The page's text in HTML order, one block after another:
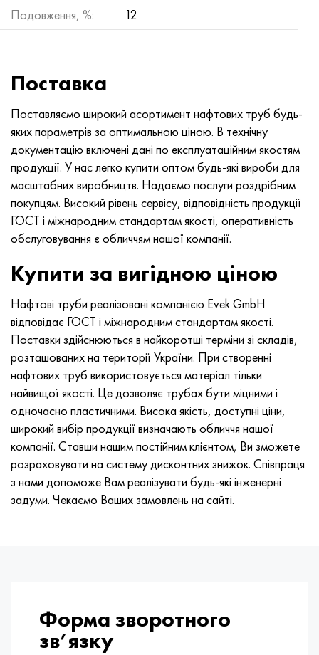
Подовження, %: 12
Поставка
Поставляємо широкий асортимент нафтових труб будь-
яких параметрів за оптимальною ціною. В технічну
документацію включені дані по експлуатаційним якостям
продукції. У нас легко купити оптом будь-які вироби для
масштабних виробництв. Надаємо послуги роздрібним
покупцям. Високий рівень сервісу, відповідність продукції
ГОСТ і міжнародним стандартам якості, оперативність
обслуговування є обличчям нашої компанії.
Купити за вигідною ціною
Нафтові труби реалізовані компанією Evek GmbH
відповідає ГОСТ і міжнародним стандартам якості.
Поставки здійснюються в найкоротші терміни зі складів,
розташованих на території України. При створенні
нафтових труб використовується матеріал тільки
найвищої якості. Це дозволяє трубах бути міцними і
одночасно пластичними. Висока якість, доступні ціни,
широкий вибір продукції визначають обличчя нашої
компанії. Ставши нашим постійним клієнтом, Ви зможете
розраховувати на систему дисконтних знижок. Співпраця
з нами допоможе Вам реалізувати будь-які інженерні
задуми. Чекаємо Ваших замовлень на сайті.
Форма зворотного
зв’язку